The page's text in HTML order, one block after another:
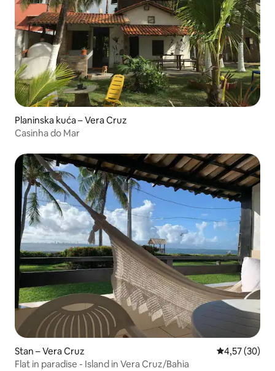
Planinska kuća – Vera Cruz
Casinha do Mar
Stan – Vera Cruz Prosječna
4,57 (30)
Flat in paradise - Island in Vera Cruz/Bahia